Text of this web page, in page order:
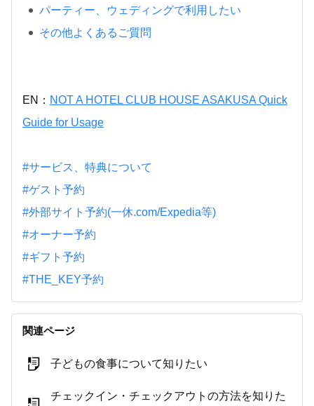
パーティー、ウェディングで利用したい
その他よくあるご質問
EN： NOT A HOTEL CLUB HOUSE ASAKUSA Quick
Guide for Usage
#サービス、特典について
#ゲスト予約
#外部サイト予約(一休.com/Expedia等)
#オーナー予約
#ギフト予約
#THE_KEY予約
関連ページ
子どもの食事について知りたい
チェックイン・チェックアウトの方法を知りた